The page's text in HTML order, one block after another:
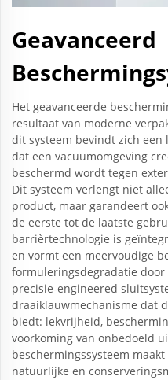
Geavanceerd
Het geavanceerde
resultaat van moderne
dit systeem bevindt zich
dat een vacuümomgeving
beschermd wordt tegen
Dit systeem verlengt niet
product, maar garandeert
de eerste tot de laatste
barrièrtechnologie is
en vormt een meervoudige
formuleringsdegradatie
precisie-engineered
draaiklauwmechanisme dat
biedt: lekvrijheid,
voorkoming van onbedoeld
beschermingssysteem
natuurlijke en